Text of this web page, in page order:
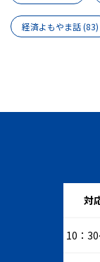
経済よもやま話(83)
対
10：